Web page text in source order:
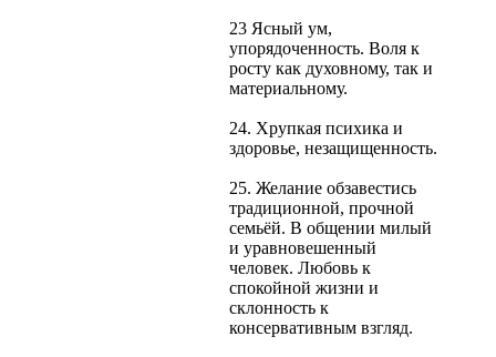
23 Ясный ум,
упорядоченность. Воля к
росту как духовному, так и
материальному.
24. Хрупкая психика и
здоровье, незащищенность.
25. Желание обзавестись
традиционной, прочной
семьёй. В общении милый
и уравновешенный
человек. Любовь к
спокойной жизни и
склонность к
консервативным взгляд.